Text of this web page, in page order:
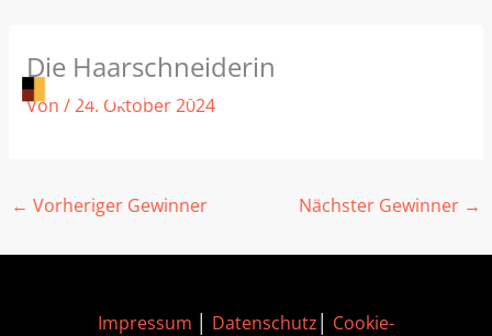
Inhalt
springen
Die Haarschneiderin
Von /24. Oktober 2024
← Vorheriger Gewinner Nächster Gewinner →
Impressum Datenschutz
Cookie-